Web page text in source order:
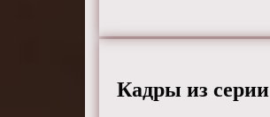
Кадры из серии